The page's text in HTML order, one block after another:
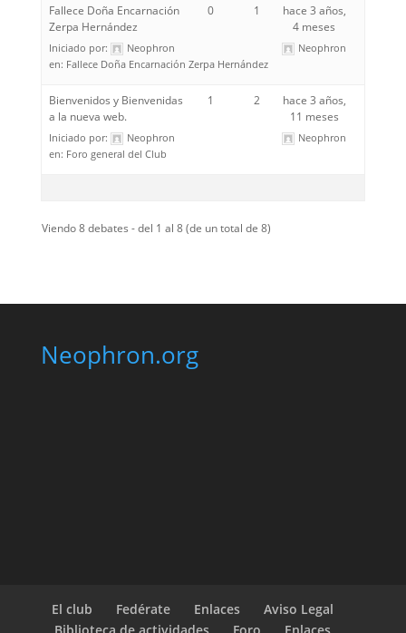
Fallece Doña Encarnación
Zerpa Hernández
Iniciado por:
Neophron
en: Fallece Doña Encarnación Zerpa Hernández
0 1
hace 3 años,
4 meses
Neophron
Bienvenidos y Bienvenidas
a la nueva web.
Iniciado por:
Neophron
en: Foro general del Club
1 2
hace 3 años,
11 meses
Neophron
Viendo 8 debates - del 1 al 8 (de un total de 8)
Neophron.org
El club Fedérate Enlaces
Aviso Legal